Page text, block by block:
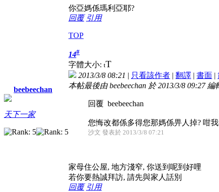
你亞媽係瑪利亞耶?
回覆 引用
TOP
beebeechan
天下一家
14#
字體大小: tT
2013/3/8 08:21 | 只看該作者 | 翻譯 | 書面 |
本帖最後由 beebeechan 於 2013/3/8 09:27 編
回覆 beebeechan
您悔改都係多得您那媽係畀人掉? 咁
沙文 發表於 2013/3/8 07:21
家母住公屋, 地方淺窄, 你送到呢到好哩
若你要熱誠拜訪, 請先與家人話別
回覆 引用